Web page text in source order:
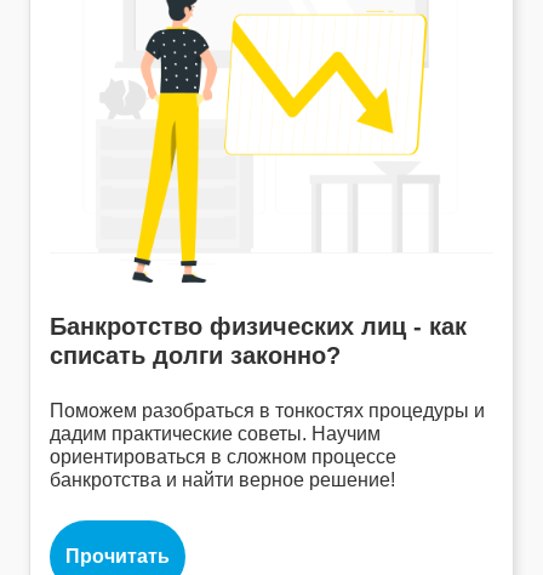
Банкротство физических лиц - как
списать долги законно?
Поможем разобраться в тонкостях процедуры и
дадим практические советы. Научим
ориентироваться в сложном процессе
банкротства и найти верное решение!
Прочитать